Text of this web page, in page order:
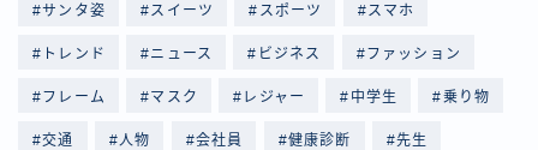
サンタ姿 スイーツ スポーツ スマホ
トレンド ニュース ビジネス ファッション
フレーム マスク レジャー 中学生 乗り物
交通 人物 会社員 健康診断 先生